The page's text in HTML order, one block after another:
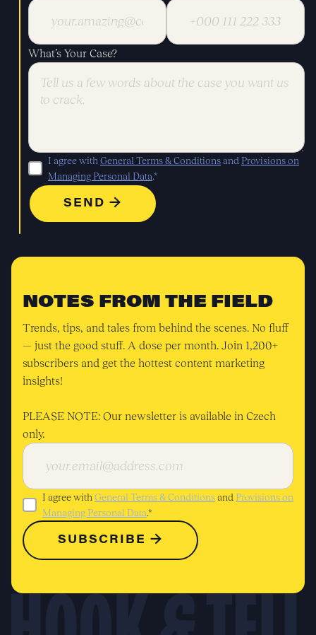
What’s Your Case?
I agree with General Terms & Conditionsand Provisions on
Managing Personal Data.*
NOTES FROM THE FIELD
Trends, tips, and tales from behind the scenes. No fluff
— just the good stuff. A dose per month. Join 1,200+
subscribers and get the hottest content marketing
insights!
PLEASE NOTE: Our newsletter is available in Czech
only.
I agree with General Terms & Conditionsand Provisions on
Managing Personal Data.*